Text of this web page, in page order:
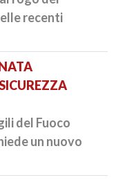
recenti
del Fuoco
un nuovo